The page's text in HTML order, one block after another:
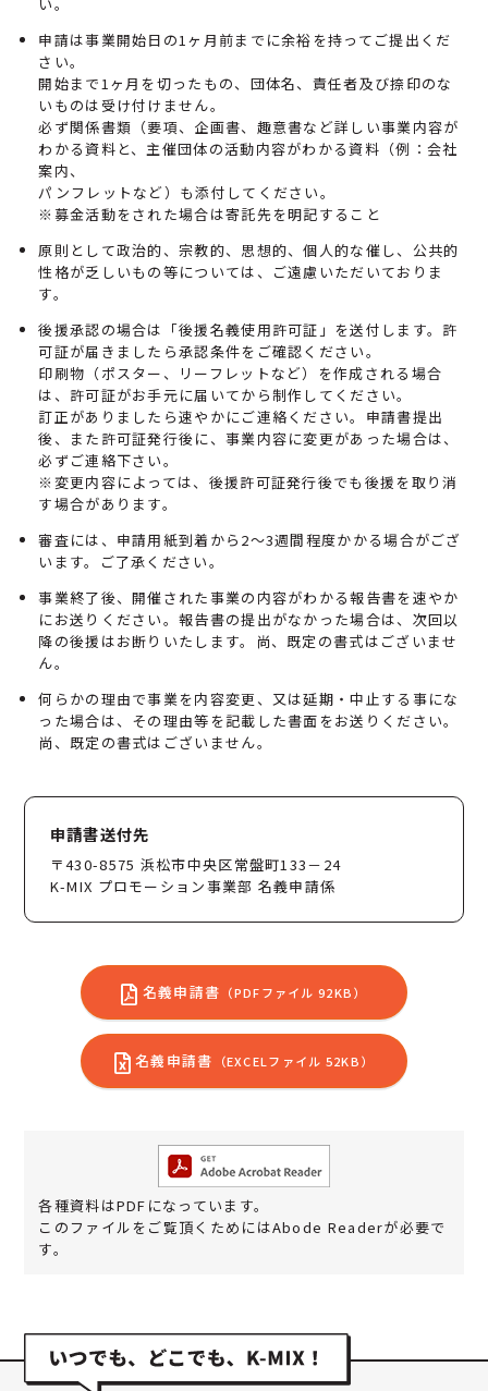
申請は事業開始日の1ヶ月前までに余裕を持ってご提出くだ
さい。
開始まで1ヶ月を切ったもの、団体名、責任者及び捺印のな
いものは受け付けません。
必ず関係書類（要項、企画書、趣意書など詳しい事業内容が
わかる資料と、主催団体の活動内容がわかる資料（例：会社
案内、
パンフレットなど）も添付してください。
※募金活動をされた場合は寄託先を明記すること
原則として政治的、宗教的、思想的、個人的な催し、公共的
性格が乏しいもの等については、ご遠慮いただいておりま
す。
後援承認の場合は「後援名義使用許可証」を送付します。許
可証が届きましたら承認条件をご確認ください。
印刷物（ポスター、リーフレットなど）を作成される場合
は、許可証がお手元に届いてから制作してください。
訂正がありましたら速やかにご連絡ください。申請書提出
後、また許可証発行後に、事業内容に変更があった場合は、
必ずご連絡下さい。
※変更内容によっては、後援許可証発行後でも後援を取り消
す場合があります。
審査には、申請用紙到着から2～3週間程度かかる場合がござ
います。ご了承ください。
事業終了後、開催された事業の内容がわかる報告書を速やか
にお送りください。報告書の提出がなかった場合は、次回以
降の後援はお断りいたします。尚、既定の書式はございませ
ん。
何らかの理由で事業を内容変更、又は延期・中止する事にな
った場合は、その理由等を記載した書面をお送りください。
尚、既定の書式はございません。
申請書送付先
〒430-8575 浜松市中央区常盤町133－24
K-MIX プロモーション事業部 名義申請係
名義申請書 （PDFファイル 92KB）
名義申請書 （EXCELファイル 52KB）
各種資料はPDFになっています。
このファイルをご覧頂くためにはAbode Readerが必要で
す。